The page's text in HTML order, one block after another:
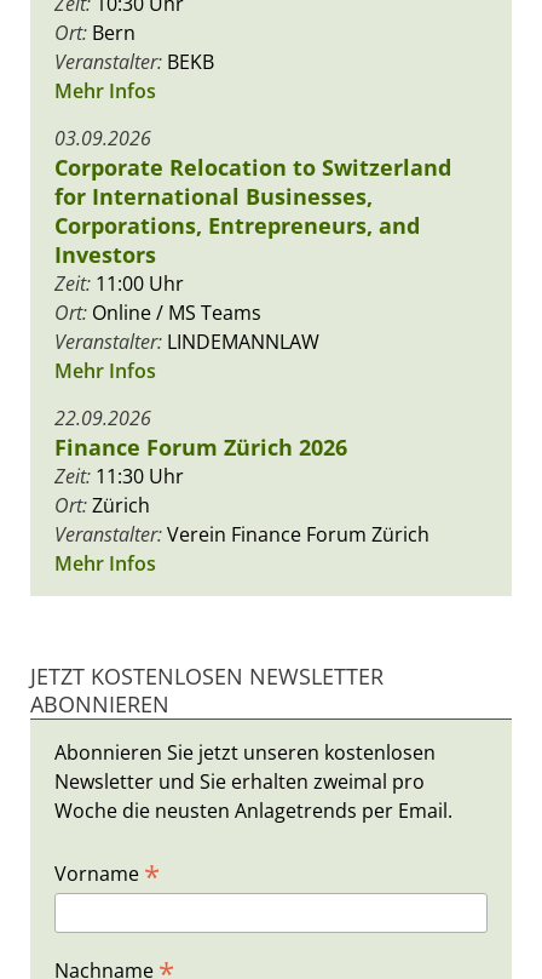
Ort: Bern
Veranstalter: BEKB
Mehr Infos
03.09.2026
Corporate Relocation to Switzerland
for International Businesses,
Corporations, Entrepreneurs, and
Investors
Zeit: 11:00 Uhr
Ort: Online / MS Teams
Veranstalter: LINDEMANNLAW
Mehr Infos
22.09.2026
Finance Forum Zürich 2026
Zeit: 11:30 Uhr
Ort:Zürich
Veranstalter:Verein Finance Forum Zürich
Mehr Infos
JETZT KOSTENLOSEN NEWSLETTER
ABONNIEREN
Abonnieren Sie jetzt unseren kostenlosen
Newsletter und Sie erhalten zweimal pro
Woche die neusten Anlagetrends per Email.
Vorname *
Nachname